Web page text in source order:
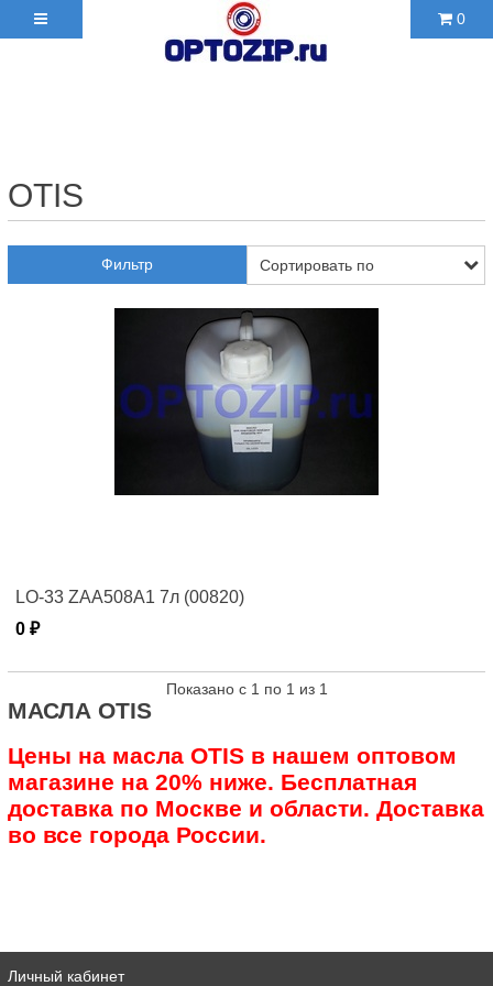
0
OTIS
Фильтр
LO-33 ZAA508A1 7л (00820)
0 ₽
Показано с 1 по 1 из 1
МАСЛА OTIS
Цены на масла OTIS в нашем оптовом
магазине на 20% ниже. Бесплатная
доставка по Москве и области. Доставка
во все города России.
Личный кабинет